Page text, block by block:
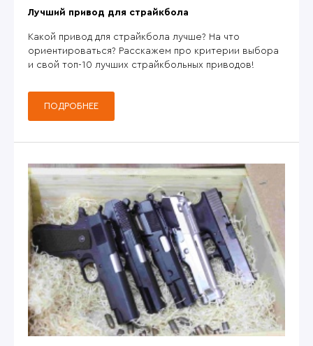
Лучший привод для страйкбола
Какой привод для страйкбола лучше? На что
ориентироваться? Расскажем про критерии выбора
и свой топ-10 лучших страйкбольных приводов!
ПОДРОБНЕЕ